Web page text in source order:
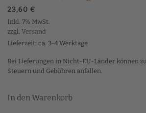
23,60 €
Inkl. 7% MwSt.
zzgl. Versand
Lieferzeit: ca. 3-4 Werktage
Bei Lieferungen in Nicht-EU-Länder können
Steuern und Gebühren anfallen.
In den Warenkorb